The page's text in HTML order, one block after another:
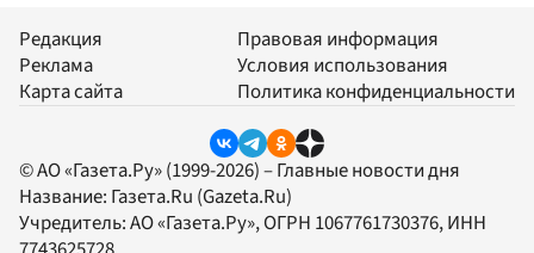
Редакция
Реклама
Карта сайта
Правовая информация
Условия использования
Политика конфиденциальности
© АО «Газета.Ру» (1999-2026) – Главные новости дня
Название: Газета.Ru (Gazeta.Ru)
Учредитель:АО «Газета.Ру», ОГРН 1067761730376, ИНН